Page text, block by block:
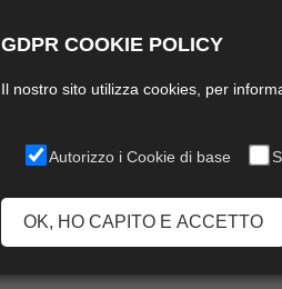
GDPR COOKIE POLICY
Il nostro sito utilizza cookies, per
Autorizzo i Cookie di base
OK, HO CAPITO E ACCETTO